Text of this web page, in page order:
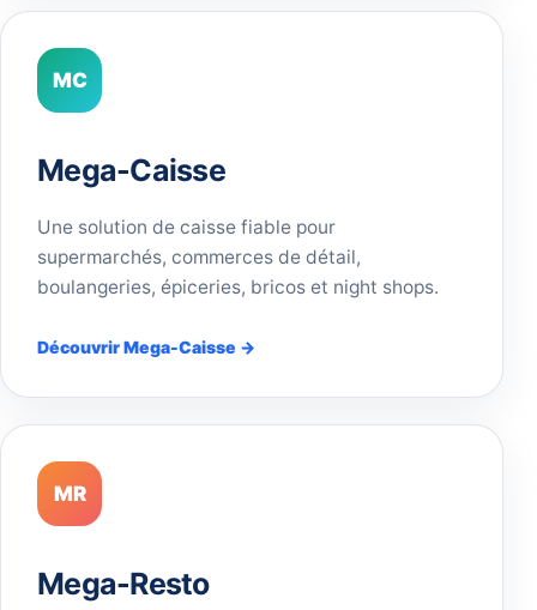
MC
Mega-Caisse
Une solution de caisse fiable pour
supermarchés, commerces de détail,
boulangeries, épiceries, bricos et night shops.
Découvrir Mega-Caisse →
MR
Mega-Resto